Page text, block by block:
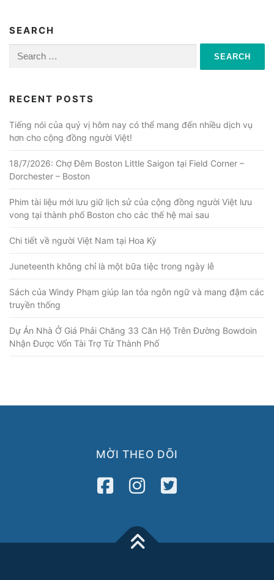
SEARCH
for:
RECENT POSTS
Tiếng nói của quý vị hôm nay có thể mang đến nhiều dịch vụ
hơn cho cộng đồng người Việt!
18/7/2026: Chợ Đêm Boston Little Saigon tại Field Corner –
Dorchester – Boston
Phim tài liệu mới lưu giữ lịch sử của cộng đồng người Việt lưu
vong tại thành phố Boston cho các thế hệ mai sau
Chi tiết về người Việt Nam tại Hoa Kỳ
Juneteenth không chỉ là một bữa tiệc trong ngày lễ
Sách của Windy Phạm giúp lan tỏa ngôn ngữ và mang đậm các
truyền thống
Dự Án Nhà Ở Giá Phải Chăng 33 Căn Hộ Trên Đường Bowdoin
Nhận Được Vốn Tài Trợ Từ Thành Phố
MỜI THEO DÕI